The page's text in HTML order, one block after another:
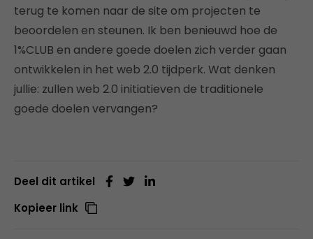
terug te komen naar de site om projecten te
beoordelen en steunen. Ik ben benieuwd hoe de
1%CLUB en andere goede doelen zich verder gaan
ontwikkelen in het web 2.0 tijdperk. Wat denken
jullie: zullen web 2.0 initiatieven de traditionele
goede doelen vervangen?
Deel dit artikel
Kopieer link